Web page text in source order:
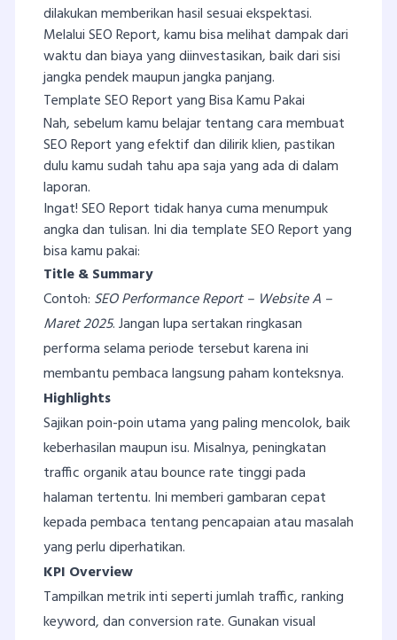
dilakukan memberikan hasil sesuai ekspektasi.
Melalui SEO Report, kamu bisa melihat dampak dari
waktu dan biaya yang diinvestasikan, baik dari sisi
jangka pendek maupun jangka panjang.
Template SEO Report yang Bisa Kamu Pakai
Nah, sebelum kamu belajar tentang cara membuat
SEO Report yang efektif dan dilirik klien, pastikan
dulu kamu sudah tahu apa saja yang ada di dalam
laporan.
Ingat! SEO Report tidak hanya cuma menumpuk
angka dan tulisan. Ini dia template SEO Report yang
bisa kamu pakai:
Title & Summary
Contoh: SEO Performance Report – Website A –
Maret 2025. Jangan lupa sertakan ringkasan
performa selama periode tersebut karena ini
membantu pembaca langsung paham konteksnya.
Highlights
Sajikan poin-poin utama yang paling mencolok, baik
keberhasilan maupun isu. Misalnya, peningkatan
traffic organik atau bounce rate tinggi pada
halaman tertentu. Ini memberi gambaran cepat
kepada pembaca tentang pencapaian atau masalah
yang perlu diperhatikan.
KPI Overview
Tampilkan metrik inti seperti jumlah traffic, ranking
keyword, dan conversion rate. Gunakan visual